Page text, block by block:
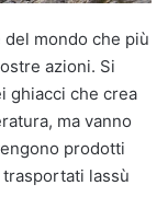
mondo che più
azioni. Si
ghiacci che crea
ma vanno
prodotti
lassù